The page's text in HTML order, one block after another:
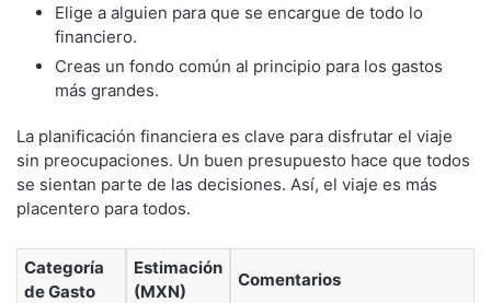
Elige a alguien para que se encargue de todo lo
financiero.
Creas un fondo común al principio para los gastos
más grandes.
La planificación financiera es clave para disfrutar el viaje
sin preocupaciones. Un buen presupuesto hace que todos
se sientan parte de las decisiones. Así, el viaje es más
placentero para todos.
Categoría
de Gasto
Estimación
(MXN)
Comentarios